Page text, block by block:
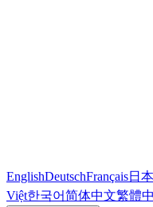
EnglishDeutschFrançais日
Việt한국어简体中文繁體